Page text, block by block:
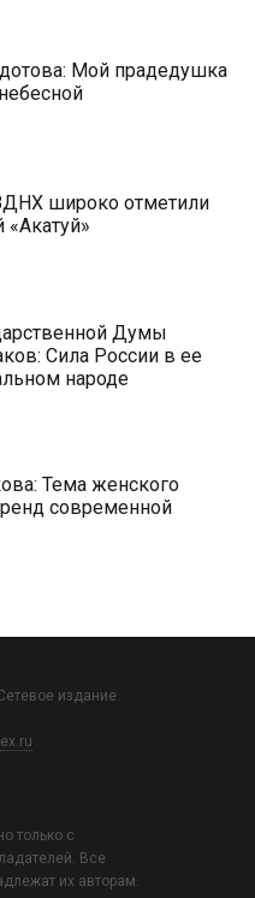
Мой прадедушка
широко отметили
Думы
Сила России в ее
народе
Тема женского
современной
издание.
только с
Все
их авторам.